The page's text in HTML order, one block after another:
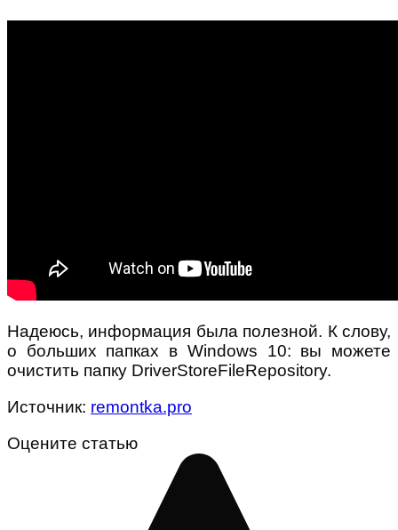
Надеюсь, информация была полезной. К слову,
о больших папках в Windows 10: вы можете
очистить папку DriverStoreFileRepository.
Источник: remontka.pro
Оцените статью